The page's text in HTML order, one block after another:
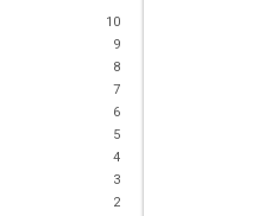
10
9
8
7
6
5
4
3
2